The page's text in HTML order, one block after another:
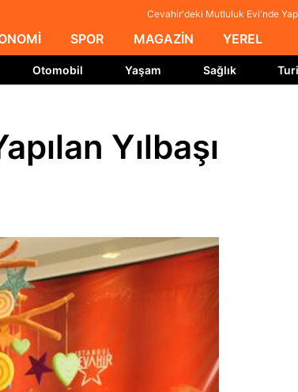
Cevahir'deki Mutluluk Evi'nde
SPOR MAGAZİN YEREL
Otomobil Yaşam Sağlık
Yılbaşı